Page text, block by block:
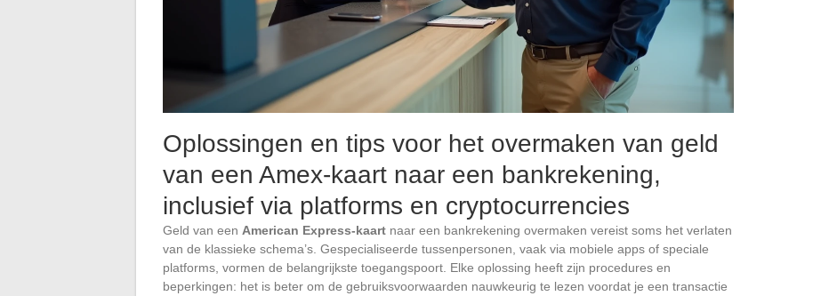
Oplossingen en tips voor het overmaken van geld
van een Amex-kaart naar een bankrekening,
inclusief via platforms en cryptocurrencies
Geld van een American Express-kaart naar een bankrekening overmaken vereist soms het verlaten
van de klassieke schema’s. Gespecialiseerde tussenpersonen, vaak via mobiele apps of speciale
platforms, vormen de belangrijkste toegangspoort. Elke oplossing heeft zijn procedures en
beperkingen: het is beter om de gebruiksvoorwaarden nauwkeurig te lezen voordat je een transactie